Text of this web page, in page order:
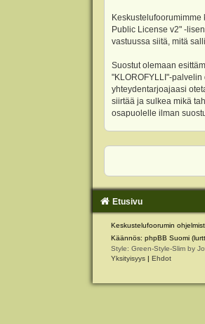
Keskustelufoorumimme
Public License v2" -
vastuussa siitä, mitä
Suostut olemaan
"KLOROFYLLI"-
yhteydentarjoajaasi
siirtää ja sulkea mikä
osapuolelle ilman
Etusivu
Keskustelufoorumin
Käännös: phpBB Suomi
Style: Green-Style-Slim by
Yksityisyys | Ehdot